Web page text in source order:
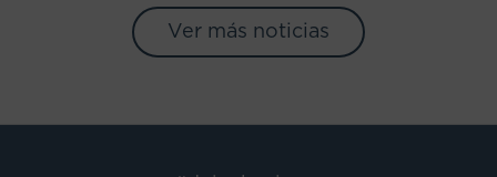
Ver más noticias